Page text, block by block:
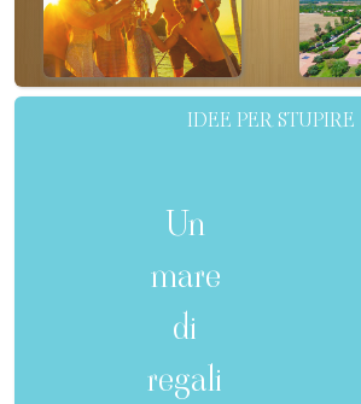
IDEE PER STUPIRE
Un
mare
di
regali